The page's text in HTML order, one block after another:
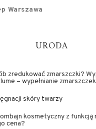
Warszawa
URODA
zredukować zmarszczki?
– wypełnianie
skóry twarzy
kosmetyczny z funkcją
cena?